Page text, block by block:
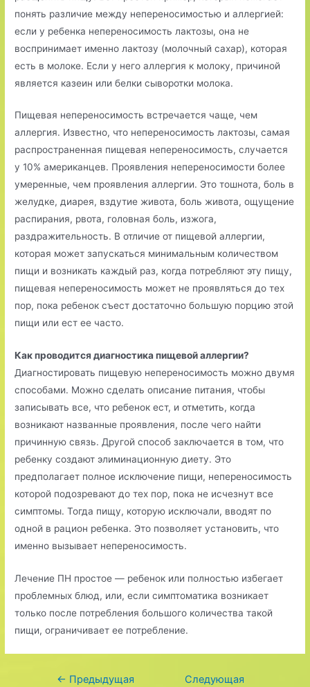
понять различие между непереносимостью и аллергией:
если у ребенка непереносимость лактозы, она не
воспринимает именно лактозу (молочный сахар), которая
есть в молоке. Если у него аллергия к молоку, причиной
является казеин или белки сыворотки молока.
Пищевая непереносимость встречается чаще, чем
аллергия. Известно, что непереносимость лактозы, самая
распространенная пищевая непереносимость, случается
у 10% американцев. Проявления непереносимости более
умеренные, чем проявления аллергии. Это тошнота, боль в
желудке, диарея, вздутие живота, боль живота, ощущение
распирания, рвота, головная боль, изжога,
раздражительность. В отличие от пищевой аллергии,
которая может запускаться минимальным количеством
пищи и возникать каждый раз, когда потребляют эту пищу,
пищевая непереносимость может не проявляться до тех
пор, пока ребенок съест достаточно большую порцию этой
пищи или ест ее часто.
Как проводится диагностика пищевой аллергии?
Диагностировать пищевую непереносимость можно двумя
способами. Можно сделать описание питания, чтобы
записывать все, что ребенок ест, и отметить, когда
возникают названные проявления, после чего найти
причинную связь. Другой способ заключается в том, что
ребенку создают элиминационную диету. Это
предполагает полное исключение пищи, непереносимость
которой подозревают до тех пор, пока не исчезнут все
симптомы. Тогда пищу, которую исключали, вводят по
одной в рацион ребенка. Это позволяет установить, что
именно вызывает непереносимость.
Лечение ПН простое — ребенок или полностью избегает
проблемных блюд, или, если симптоматика возникает
только после потребления большого количества такой
пищи, ограничивает ее потребление.
Навигация
← Предыдущая
Следующая